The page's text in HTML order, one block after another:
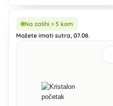
Na zalihi > 5 kom
Možete imati sutra, 07.08.